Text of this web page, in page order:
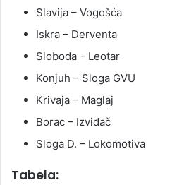
Slavija – Vogošća
Iskra – Derventa
Sloboda – Leotar
Konjuh – Sloga GVU
Krivaja – Maglaj
Borac – Izviđač
Sloga D. – Lokomotiva
Tabela: